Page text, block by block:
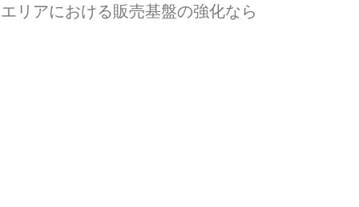
リアにおける販売基盤の強化なら